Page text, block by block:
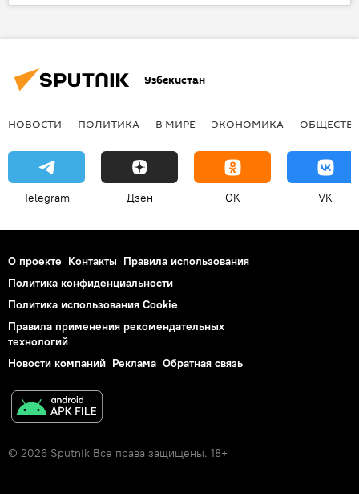
Узбекистан и ЕАЭС: перспективы возможной интеграции
Узбекистан
НОВОСТИ ПОЛИТИКА В МИРЕ ЭКОНОМИКА
Telegram Дзен OK VK
О проекте Контакты Правила использования
Политика конфиденциальности
Политика использования Cookie
Правила применения рекомендательных
технологий
Новости компаний Реклама Обратная связь
© 2026 Sputnik Все права защищены. 18+